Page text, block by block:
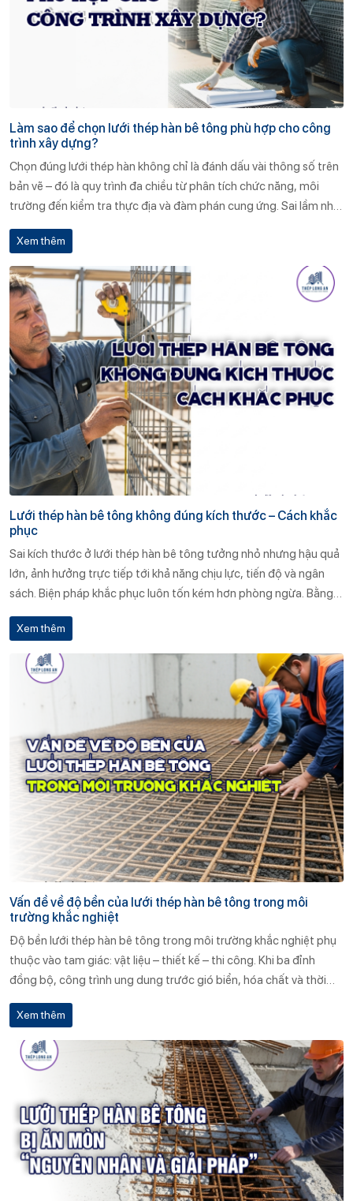
Làm sao để chọn lưới thép hàn bê tông phù hợp cho công
trình xây dựng?
Chọn đúng lưới thép hàn không chỉ là đánh dấu vài thông số trên
bản vẽ – đó là quy trình đa chiều từ phân tích chức năng, môi
trường đến kiểm tra thực địa và đàm phán cung ứng. Sai lầm nhỏ
trong khâu lựa chọn có thể biến thành chi phí khổng lồ khi công
trình vận hành.
Xem thêm
Lưới thép hàn bê tông không đúng kích thước – Cách khắc
phục
Sai kích thước ở lưới thép hàn bê tông tưởng nhỏ nhưng hậu quả
lớn, ảnh hưởng trực tiếp tới khả năng chịu lực, tiến độ và ngân
sách. Biện pháp khắc phục luôn tốn kém hơn phòng ngừa. Bằng
cách kiểm soát chặt từ bản vẽ, nhà máy đến công trường và hợp
tác với nhà cung ứng uy tín như Thép Long An, chủ đầu tư và nhà
thầu có thể an tâm rằng kết cấu bê tông của mình sẽ đạt chuẩn,
bền vững suốt vòng đời khai thác.
Xem thêm
Vấn đề về độ bền của lưới thép hàn bê tông trong môi
trường khắc nghiệt
Độ bền lưới thép hàn bê tông trong môi trường khắc nghiệt phụ
thuộc vào tam giác: vật liệu – thiết kế – thi công. Khi ba đỉnh
đồng bộ, công trình ung dung trước gió biển, hóa chất và thời
gian. Ngược lại, chỉ một điểm yếu nhỏ cũng đủ kích hoạt chuỗi hư
hại dây chuyền, đẩy chủ đầu tư vào vòng xoáy chi phí sửa chữa.
Xem thêm